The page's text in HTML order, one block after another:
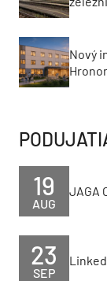
Nový
AUG
19 JAGA
SEP
23